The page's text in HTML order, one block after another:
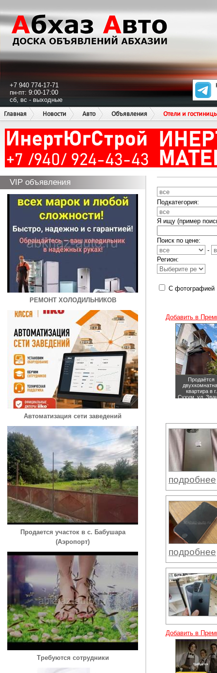
+7 940 774-17-71
пн-пт: 9:00-17:00
сб, вс - выходные
Главная
Новости Авто Объявления Отели и
VIP объявления
РЕМОНТ ХОЛОДИЛЬНИКОВ
Автоматизация сети заведений
Продается участок в с. Бабушара
(Аэропорт)
Требуются сотрудники
Подкатегория:
Я ищу (пример
Поиск по цене:
-
Регион:
С фотографией
Добавить в
Продаётся
квартира в г.
Сухум, ул.
подробнее
подробнее
Добавить в